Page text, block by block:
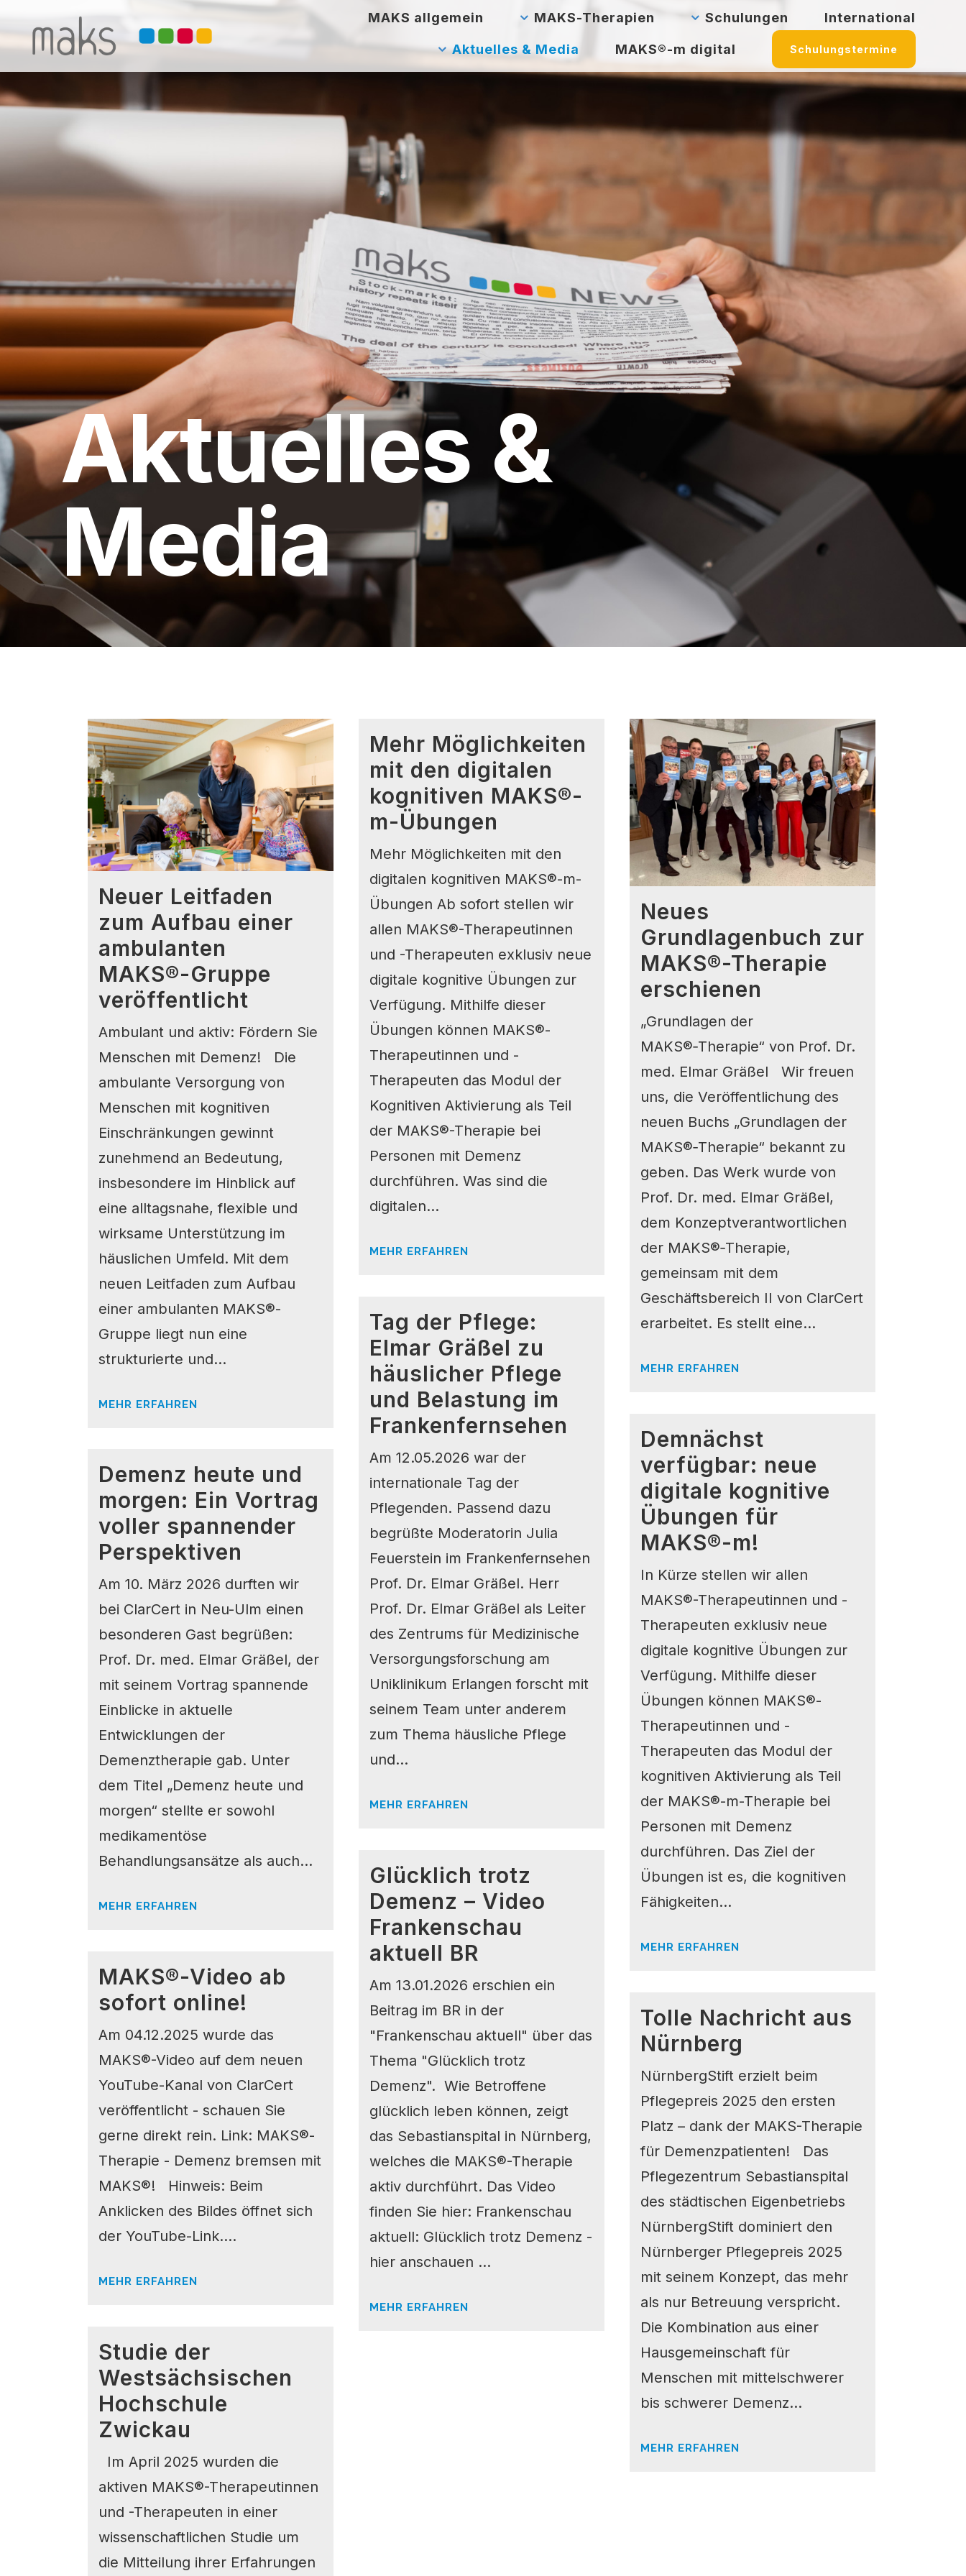
MAKS allgemein MAKS-Therapien Schulungen International
Aktuelles & Media MAKS®-m digital Schulungstermine
Aktuelles &
Media
Neuer Leitfaden
zum Aufbau einer
ambulanten
MAKS®-Gruppe
veröffentlicht
Ambulant und aktiv: Fördern Sie
Menschen mit Demenz! Die
ambulante Versorgung von
Menschen mit kognitiven
Einschränkungen gewinnt
zunehmend an Bedeutung,
insbesondere im Hinblick auf
eine alltagsnahe, flexible und
wirksame Unterstützung im
häuslichen Umfeld. Mit dem
neuen Leitfaden zum Aufbau
einer ambulanten MAKS®-
Gruppe liegt nun eine
strukturierte und...
MEHR ERFAHREN
Mehr Möglichkeiten
mit den digitalen
kognitiven MAKS®-
m-Übungen
Mehr Möglichkeiten mit den
digitalen kognitiven MAKS®-m-
Übungen Ab sofort stellen wir
allen MAKS®-Therapeutinnen
und -Therapeuten exklusiv neue
digitale kognitive Übungen zur
Verfügung. Mithilfe dieser
Übungen können MAKS®-
Therapeutinnen und -
Therapeuten das Modul der
Kognitiven Aktivierung als Teil
der MAKS®-Therapie bei
Personen mit Demenz
durchführen. Was sind die
digitalen...
MEHR ERFAHREN
Neues
Grundlagenbuch zur
MAKS®-Therapie
erschienen
„Grundlagen der
MAKS®‑Therapie“ von Prof. Dr.
med. Elmar Gräßel Wir freuen
uns, die Veröffentlichung des
neuen Buchs „Grundlagen der
MAKS®‑Therapie“ bekannt zu
geben. Das Werk wurde von
Prof. Dr. med. Elmar Gräßel,
dem Konzeptverantwortlichen
der MAKS®‑Therapie,
gemeinsam mit dem
Geschäftsbereich II von ClarCert
erarbeitet. Es stellt eine...
MEHR ERFAHREN
Tag der Pflege:
Elmar Gräßel zu
häuslicher Pflege
und Belastung im
Frankenfernsehen
Am 12.05.2026 war der
internationale Tag der
Pflegenden. Passend dazu
begrüßte Moderatorin Julia
Feuerstein im Frankenfernsehen
Prof. Dr. Elmar Gräßel. Herr
Prof. Dr. Elmar Gräßel als Leiter
des Zentrums für Medizinische
Versorgungsforschung am
Uniklinikum Erlangen forscht mit
seinem Team unter anderem
zum Thema häusliche Pflege
und...
MEHR ERFAHREN
Demnächst
verfügbar: neue
digitale kognitive
Übungen für
MAKS®-m!
In Kürze stellen wir allen
MAKS®-Therapeutinnen und -
Therapeuten exklusiv neue
digitale kognitive Übungen zur
Verfügung. Mithilfe dieser
Übungen können MAKS®-
Therapeutinnen und -
Therapeuten das Modul der
kognitiven Aktivierung als Teil
der MAKS®-m-Therapie bei
Personen mit Demenz
durchführen. Das Ziel der
Übungen ist es, die kognitiven
Fähigkeiten...
MEHR ERFAHREN
Demenz heute und
morgen: Ein Vortrag
voller spannender
Perspektiven
Am 10. März 2026 durften wir
bei ClarCert in Neu-Ulm einen
besonderen Gast begrüßen:
Prof. Dr. med. Elmar Gräßel, der
mit seinem Vortrag spannende
Einblicke in aktuelle
Entwicklungen der
Demenztherapie gab. Unter
dem Titel „Demenz heute und
morgen“ stellte er sowohl
medikamentöse
Behandlungsansätze als auch...
MEHR ERFAHREN
Glücklich trotz
Demenz – Video
Frankenschau
aktuell BR
Am 13.01.2026 erschien ein
Beitrag im BR in der
"Frankenschau aktuell" über das
Thema "Glücklich trotz
Demenz". Wie Betroffene
glücklich leben können, zeigt
das Sebastianspital in Nürnberg,
welches die MAKS®-Therapie
aktiv durchführt. Das Video
finden Sie hier: Frankenschau
aktuell: Glücklich trotz Demenz -
hier anschauen ...
MEHR ERFAHREN
MAKS®-Video ab
sofort online!
Am 04.12.2025 wurde das
MAKS®-Video auf dem neuen
YouTube-Kanal von ClarCert
veröffentlicht - schauen Sie
gerne direkt rein. Link: MAKS®-
Therapie - Demenz bremsen mit
MAKS®! Hinweis: Beim
Anklicken des Bildes öffnet sich
der YouTube-Link....
MEHR ERFAHREN
Tolle Nachricht aus
Nürnberg
NürnbergStift erzielt beim
Pflegepreis 2025 den ersten
Platz – dank der MAKS-Therapie
für Demenzpatienten! Das
Pflegezentrum Sebastianspital
des städtischen Eigenbetriebs
NürnbergStift dominiert den
Nürnberger Pflegepreis 2025
mit seinem Konzept, das mehr
als nur Betreuung verspricht.
Die Kombination aus einer
Hausgemeinschaft für
Menschen mit mittelschwerer
bis schwerer Demenz...
MEHR ERFAHREN
Studie der
Westsächsischen
Hochschule
Zwickau
Im April 2025 wurden die
aktiven MAKS®-Therapeutinnen
und -Therapeuten in einer
wissenschaftlichen Studie um
die Mitteilung ihrer Erfahrungen